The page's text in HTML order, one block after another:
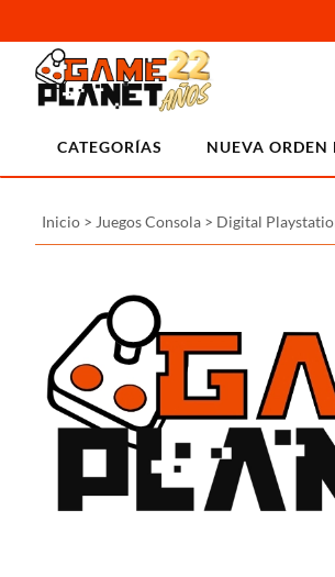
CATEGORÍAS NUEVA ORDEN
Inicio > Juegos Consola > Digital